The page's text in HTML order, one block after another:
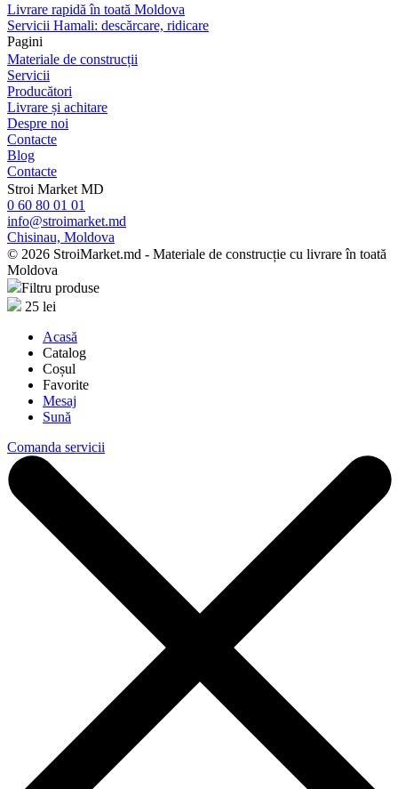
Livrare rapidă în toată Moldova
Servicii Hamali: descărcare, ridicare
Pagini
Materiale de construcții
Servicii
Producători
Livrare și achitare
Despre noi
Contacte
Blog
Contacte
Stroi Market MD
0 60 80 01 01
info@stroimarket.md
Chisinau, Moldova
© 2026 StroiMarket.md - Materiale de construcție cu livrare în toată
Moldova
Filtru produse
25 lei
Acasă
Catalog
Coșul
Favorite
Mesaj
Sună
Comanda servicii